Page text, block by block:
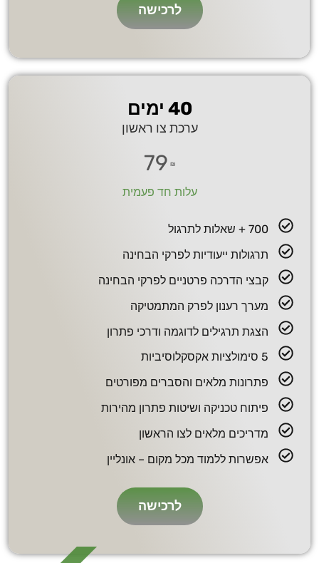
לרכישה
40 ימים
ערכת צו ראשון
79 ₪
עלות חד פעמית
700 + שאלות לתרגול
תרגולות ייעודיות לפרקי הבחינה
קבצי הדרכה פרטניים לפרקי הבחינה
מערך רענון לפרק המתמטיקה
הצגת תרגילים לדוגמה ודרכי פתרון
5 סימולציות אקסקלוסיביות
פתרונות מלאים והסברים מפורטים
פיתוח טכניקה ושיטות פתרון מהירות
מדריכים מלאים לצו הראשון
אפשרות ללמוד מכל מקום – אונליין
לרכישה